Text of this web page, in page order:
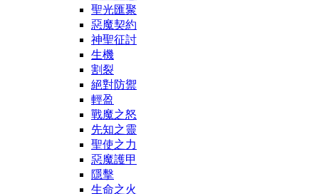
聖光匯聚
惡魔契約
神聖征討
生機
割裂
絕對防禦
輕盈
戰魔之怒
先知之靈
聖使之力
惡魔護甲
隱擊
生命之火